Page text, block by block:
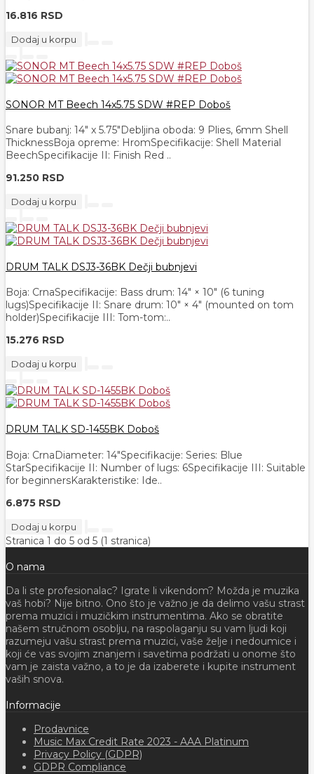
16.816 RSD
Dodaj u korpu
SONOR MT Beech 14x5.75 SDW #REP Doboš
Snare bubanj: 14" x 5.75"Debljina oboda: 9 Plies, 6mm Shell
ThicknessBoja opreme: HromSpecifikacije: Shell Material
BeechSpecifikacije II: Finish Red ..
91.250 RSD
Dodaj u korpu
DRUM TALK DSJ3-36BK Dečji bubnjevi
Boja: CrnaSpecifikacije: Bass drum: 14" × 10" (6 tuning
lugs)Specifikacije II: Snare drum: 10" × 4" (mounted on tom
holder)Specifikacije III: Tom-tom:..
15.276 RSD
Dodaj u korpu
DRUM TALK SD-1455BK Doboš
Boja: CrnaDiameter: 14"Specifikacije: Series: Blue
StarSpecifikacije II: Number of lugs: 6Specifikacije III: Suitable
for beginnersKarakteristike: Ide..
6.875 RSD
Dodaj u korpu
Stranica 1 do 5 od 5 (1 stranica)
O nama
Da li ste profesionalac? Igrate li vikendom? Možda je muzika
vaš hobi? Nije bitno. Ono što je važno je da delimo vašu strast
prema muzici i muzičkim instrumentima. Ako se obratite
našem stručnom osoblju, na raspolaganju su vam ljudi koji
razumeju vašu strast prema muzici, vaše želje i nedoumice i
koji će vas svojim znanjem i savetima podržati u onome što
vam je zaista važno, a to je da izaberete i kupite instrument
vaših snova.
Informacije
Prodavnice
Music Max Credit Rate 2023 - AAA Platinum
Privacy Policy (GDPR)
GDPR Compliance